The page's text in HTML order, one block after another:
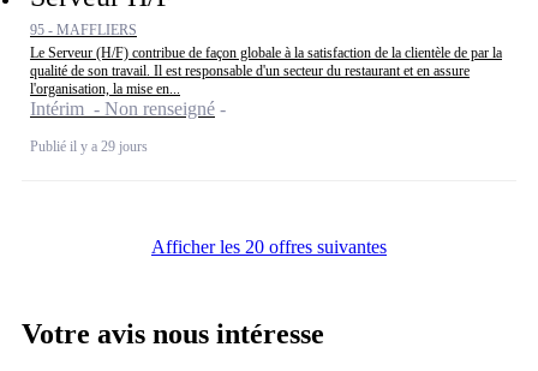
95 - MAFFLIERS
Le Serveur (H/F) contribue de façon globale à la satisfaction de la clientèle de par la
qualité de son travail. Il est responsable d'un secteur du restaurant et en assure
l'organisation, la mise en...
Intérim - Non renseigné
Publié il y a 29 jours
Afficher les 20 offres suivantes
Votre avis nous intéresse